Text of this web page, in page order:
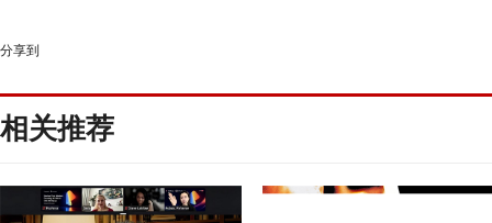
分享到
相关推荐